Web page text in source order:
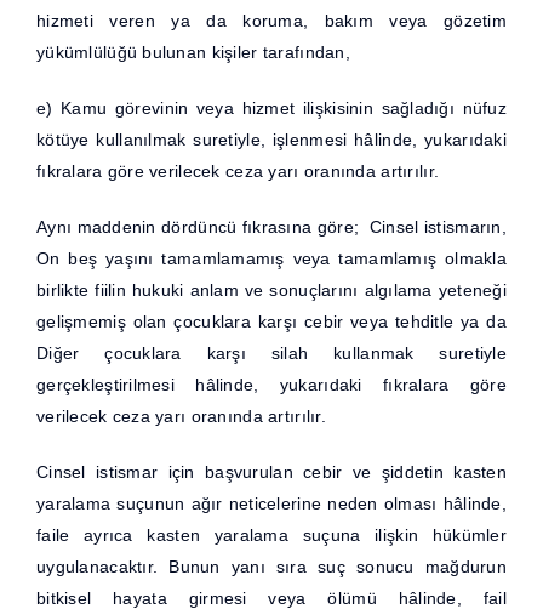
hizmeti veren ya da koruma, bakım veya gözetim
yükümlülüğü bulunan kişiler tarafından,
e) Kamu görevinin veya hizmet ilişkisinin sağladığı nüfuz
kötüye kullanılmak suretiyle, işlenmesi hâlinde, yukarıdaki
fıkralara göre verilecek ceza yarı oranında artırılır.
Aynı maddenin dördüncü fıkrasına göre; Cinsel istismarın,
On beş yaşını tamamlamamış veya tamamlamış olmakla
birlikte fiilin hukuki anlam ve sonuçlarını algılama yeteneği
gelişmemiş olan çocuklara karşı cebir veya tehditle ya da
Diğer çocuklara karşı silah kullanmak suretiyle
gerçekleştirilmesi hâlinde, yukarıdaki fıkralara göre
verilecek ceza yarı oranında artırılır.
Cinsel istismar için başvurulan cebir ve şiddetin kasten
yaralama suçunun ağır neticelerine neden olması hâlinde,
faile ayrıca kasten yaralama suçuna ilişkin hükümler
uygulanacaktır. Bunun yanı sıra suç sonucu mağdurun
bitkisel hayata girmesi veya ölümü hâlinde, fail